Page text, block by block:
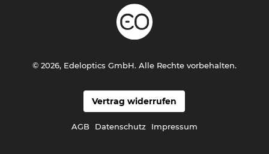
Vertrag widerrufen
AGB Datenschutz Impressum
© 2026, Edeloptics GmbH. Alle Rechte vorbehalten.